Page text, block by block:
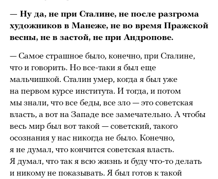
— Ну да, не при Сталине, не после разгрома
художников в Манеже, не во время Пражской
весны, не в застой, не при Андропове.
— Самое страшное было, конечно, при Сталине,
что и говорить. Но все-таки я был еще
мальчишкой. Сталин умер, когда я был уже
на первом курсе института. И тогда, и потом
мы знали, что все беды, все зло — это советская
власть, а вот на Западе все замечательно. А чтобы
весь мир был вот такой — советский, такого
осознания у нас никогда не было. Конечно,
я не думал, что кончится советская власть.
Я думал, что так я всю жизнь и буду что-то делать
и никому не показывать. Я был готов к такой